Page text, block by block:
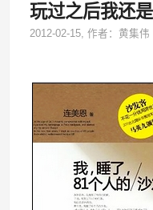
玩过之后我还
2012-02-15, 作者：黄集伟